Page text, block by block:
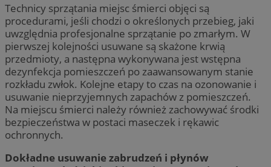
Technicy sprzątania miejsc śmierci objęci są
procedurami, jeśli chodzi o określonych przebieg, jaki
uwzględnia profesjonalne sprzątanie po zmarłym. W
pierwszej kolejności usuwane są skażone krwią
przedmioty, a następna wykonywana jest wstępna
dezynfekcja pomieszczeń po zaawansowanym stanie
rozkładu zwłok. Kolejne etapy to czas na ozonowanie i
usuwanie nieprzyjemnych zapachów z pomieszczeń.
Na miejscu śmierci należy również zachowywać środki
bezpieczeństwa w postaci maseczek i rękawic
ochronnych.
Dokładne usuwanie zabrudzeń i płynów